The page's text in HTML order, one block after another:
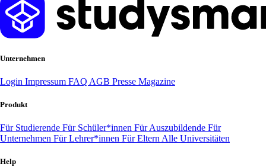
Unternehmen
Login Impressum FAQ AGB Presse Magazine
Produkt
Für Studierende Für Schüler*innen Für Auszubildende Für
Unternehmen Für Lehrer*innen Für Eltern Alle Universitäten
Help